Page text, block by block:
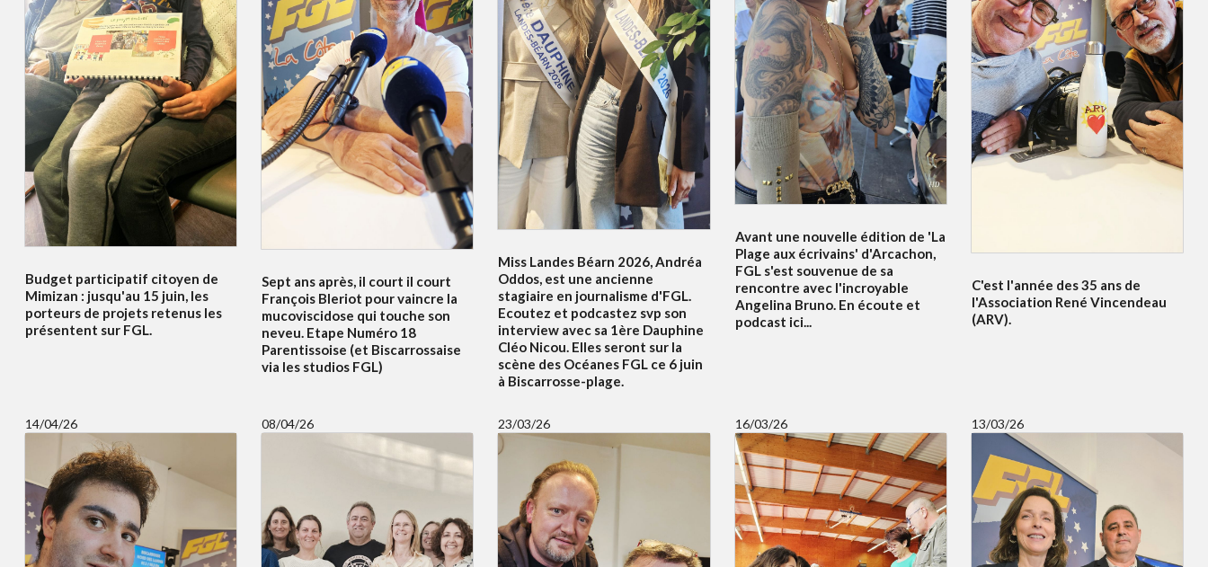
Budget participatif citoyen de
Mimizan : jusqu'au 15 juin, les
porteurs de projets retenus les
présentent sur FGL.
Sept ans après, il court il court
François Bleriot pour vaincre la
mucoviscidose qui touche son
neveu. Etape Numéro 18
Parentissoise (et Biscarrossaise
via les studios FGL)
Miss Landes Béarn 2026, Andréa
Oddos, est une ancienne
stagiaire en journalisme d'FGL.
Ecoutez et podcastez svp son
interview avec sa 1ère Dauphine
Cléo Nicou. Elles seront sur la
scène des Océanes FGL ce 6 juin
à Biscarrosse-plage.
Avant une nouvelle édition de 'La
Plage aux écrivains' d'Arcachon,
FGL s'est souvenue de sa
rencontre avec l'incroyable
Angelina Bruno. En écoute et
podcast ici...
C'est l'année des 35 ans de
l'Association René Vincendeau
(ARV).
14/04/26 08/04/26 23/03/26 16/03/26 13/03/26